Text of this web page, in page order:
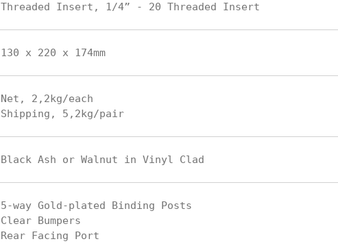
130 x 220 x 174mm
Net, 2,2kg/each
Shipping, 5,2kg/pair
5-way Gold-plated Binding Posts
Clear Bumpers